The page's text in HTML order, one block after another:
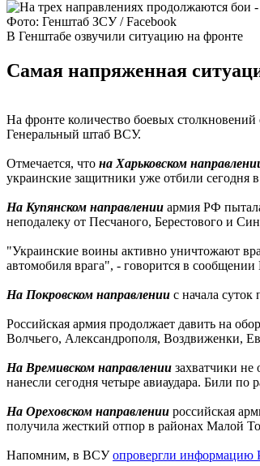
Фото: Генштаб ЗСУ / Facebook
В Генштабе озвучили ситуацию на фронте
Самая напряженная
На фронте количество боевых столкновений
Генеральный штаб ВСУ.
Отмечается, что на Харьковском
украинские защитники уже отбили сегодня
На Купянском направлении армия РФ
неподалеку от Песчаного, Берестового и
"Украинские воины активно уничтожают
автомобиля врага", - говорится в сообщении
На Покровском направлении с начала
Российская армия продолжает давить на
Волчьего, Александрополя, Воздвиженки,
На Времивском направлении захватчики не
нанесли сегодня четыре авиаудара. Били
На Ореховском направлении российская
получила жесткий отпор в районах Малой
Напомним, в ВСУопровергли информацию